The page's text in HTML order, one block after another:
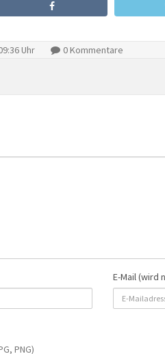
Uhr 0 Kommentare
E-Mail (wird
PNG)